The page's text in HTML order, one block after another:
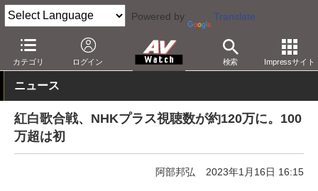
Powered by Translate
カテゴリ ログイン 検索 Impressサイト
AV Watch コンテンツ・サービス 映像配信
ニュース
紅白歌合戦、NHKプラス視聴数が約120万に。100
万超は初
阿部邦弘 2023年1月16日 16:15